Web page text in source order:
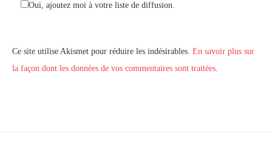
Oui, ajoutez moi à votre liste de diffusion.
Ce site utilise Akismet pour réduire les indésirables. En savoir plus sur
la façon dont les données de vos commentaires sont traitées.